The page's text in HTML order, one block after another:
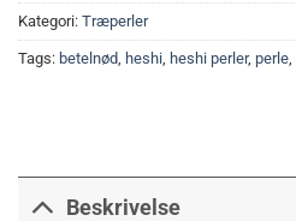
Kategori: Træperler
Tags: betelnød, heshi, heshi perler, perle,
Beskrivelse